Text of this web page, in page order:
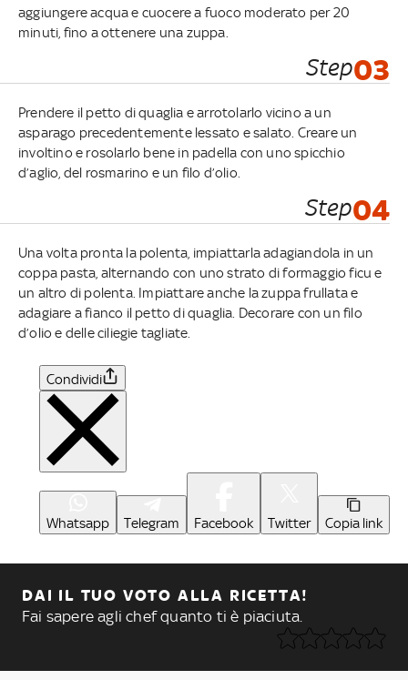
aggiungere acqua e cuocere a fuoco moderato per 20
minuti, fino a ottenere una zuppa.
Step03
Prendere il petto di quaglia e arrotolarlo vicino a un
asparago precedentemente lessato e salato. Creare un
involtino e rosolarlo bene in padella con uno spicchio
d’aglio, del rosmarino e un filo d’olio.
Step04
Una volta pronta la polenta, impiattarla adagiandola in un
coppa pasta, alternando con uno strato di formaggio ficu e
un altro di polenta. Impiattare anche la zuppa frullata e
adagiare a fianco il petto di quaglia. Decorare con un filo
d’olio e delle ciliegie tagliate.
Condividi
Whatsapp Telegram Facebook Twitter Copia link
DAI IL TUO VOTO ALLA RICETTA!
Fai sapere agli chef quanto ti è piaciuta.